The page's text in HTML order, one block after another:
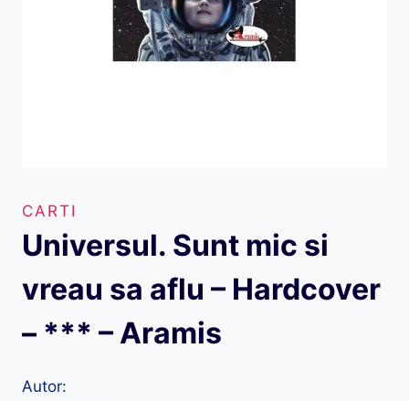
CARTI
Universul. Sunt mic si
vreau sa aflu – Hardcover
– *** – Aramis
Autor: